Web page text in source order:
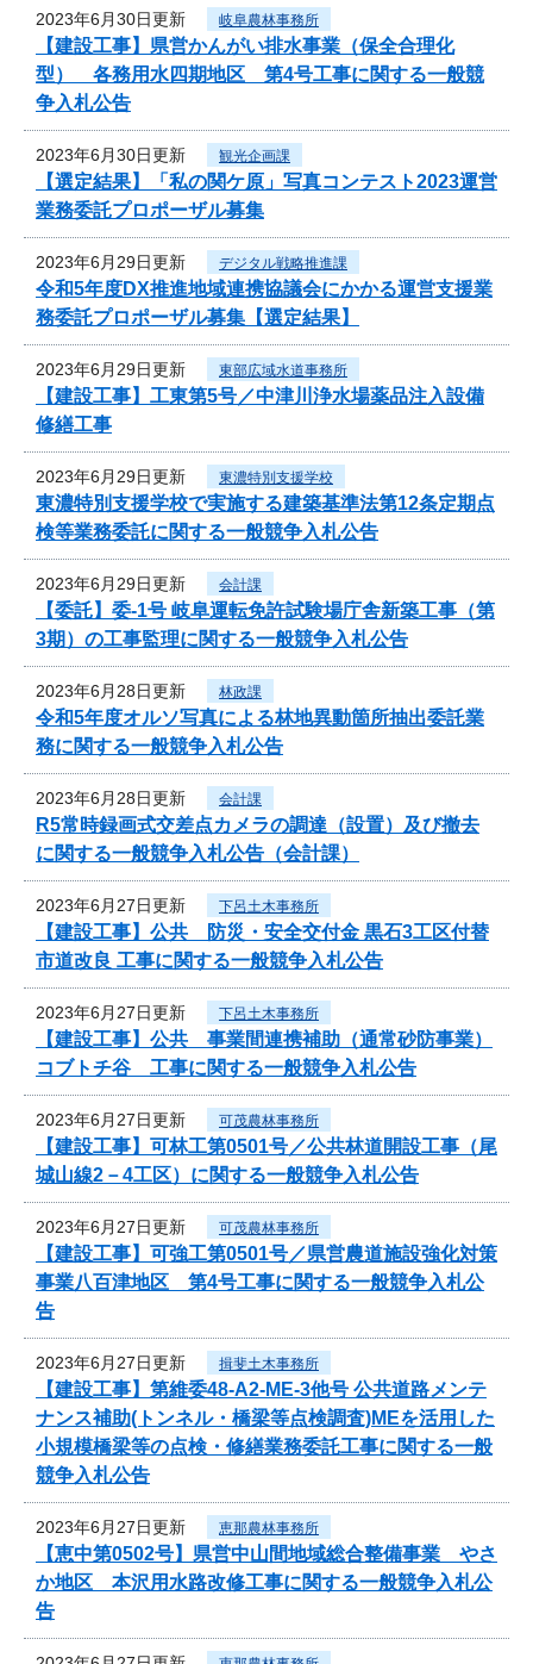
2023年6月30日更新 岐阜農林事務所
【建設工事】県営かんがい排水事業（保全合理化
型） 各務用水四期地区 第4号工事に関する一般競
争入札公告
2023年6月30日更新 観光企画課
【選定結果】「私の関ケ原」写真コンテスト2023運営
業務委託プロポーザル募集
2023年6月29日更新 デジタル戦略推進課
令和5年度DX推進地域連携協議会にかかる運営支援業
務委託プロポーザル募集【選定結果】
2023年6月29日更新 東部広域水道事務所
【建設工事】工東第5号／中津川浄水場薬品注入設備
修繕工事
2023年6月29日更新 東濃特別支援学校
東濃特別支援学校で実施する建築基準法第12条定期点
検等業務委託に関する一般競争入札公告
2023年6月29日更新 会計課
【委託】委-1号 岐阜運転免許試験場庁舎新築工事（第
3期）の工事監理に関する一般競争入札公告
2023年6月28日更新 林政課
令和5年度オルソ写真による林地異動箇所抽出委託業
務に関する一般競争入札公告
2023年6月28日更新 会計課
R5常時録画式交差点カメラの調達（設置）及び撤去
に関する一般競争入札公告（会計課）
2023年6月27日更新 下呂土木事務所
【建設工事】公共 防災・安全交付金 黒石3工区付替
市道改良 工事に関する一般競争入札公告
2023年6月27日更新 下呂土木事務所
【建設工事】公共 事業間連携補助（通常砂防事業）
コブトチ谷 工事に関する一般競争入札公告
2023年6月27日更新 可茂農林事務所
【建設工事】可林工第0501号／公共林道開設工事（尾
城山線2－4工区）に関する一般競争入札公告
2023年6月27日更新 可茂農林事務所
【建設工事】可強工第0501号／県営農道施設強化対策
事業八百津地区 第4号工事に関する一般競争入札公
告
2023年6月27日更新 揖斐土木事務所
【建設工事】第維委48-A2-ME-3他号 公共道路メンテ
ナンス補助(トンネル・橋梁等点検調査)MEを活用した
小規模橋梁等の点検・修繕業務委託工事に関する一般
競争入札公告
2023年6月27日更新 恵那農林事務所
【恵中第0502号】県営中山間地域総合整備事業 やさ
か地区 本沢用水路改修工事に関する一般競争入札公
告